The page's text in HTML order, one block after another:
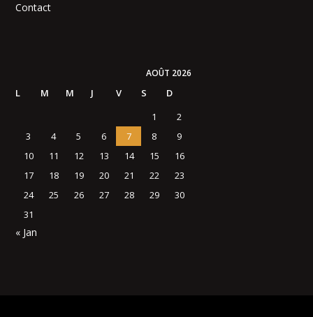
Contact
AOÛT 2026
L M M J V S
D
1
2
3
4 5 6 7 8
9
10
11 12 13 14 15
16
17
18 19 20 21 22
23
24
25 26 27 28 29
30
31
« Jan